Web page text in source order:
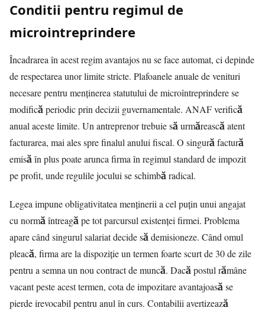
Conditii pentru regimul de
microintreprindere
Încadrarea în acest regim avantajos nu se face automat, ci depinde
de respectarea unor limite stricte. Plafoanele anuale de venituri
necesare pentru menținerea statutului de microîntreprindere se
modifică periodic prin decizii guvernamentale. ANAF verifică
anual aceste limite. Un antreprenor trebuie să urmărească atent
facturarea, mai ales spre finalul anului fiscal. O singură factură
emisă în plus poate arunca firma în regimul standard de impozit
pe profit, unde regulile jocului se schimbă radical.
Legea impune obligativitatea menținerii a cel puțin unui angajat
cu normă întreagă pe tot parcursul existenței firmei. Problema
apare când singurul salariat decide să demisioneze. Când omul
pleacă, firma are la dispoziție un termen foarte scurt de 30 de zile
pentru a semna un nou contract de muncă. Dacă postul rămâne
vacant peste acest termen, cota de impozitare avantajoasă se
pierde irevocabil pentru anul în curs. Contabilii avertizează